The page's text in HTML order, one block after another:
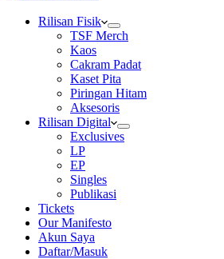
Rilisan Fisik
TSF Merch
Kaos
Cakram Padat
Kaset Pita
Piringan Hitam
Aksesoris
Rilisan Digital
Exclusives
LP
EP
Singles
Publikasi
Tickets
Our Manifesto
Akun Saya
Daftar/Masuk